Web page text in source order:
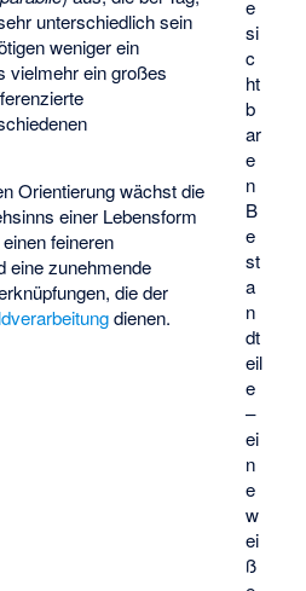
e
si
c
ht
b
ar
e
n
B
e
st
a
n
dt
eil
e
–
ei
n
e
w
ei
ß
unterschiedlich sein
weniger ein
vielmehr ein großes
Orientierung wächst die
einer Lebensform
feineren
eine zunehmende
die der
dienen.